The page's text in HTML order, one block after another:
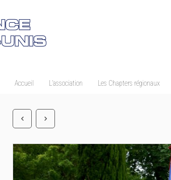
Accueil L’association Les Chapters régionaux